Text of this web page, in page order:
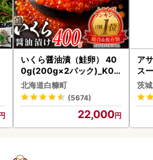
いくら醤油漬（鮭卵） 40
0g(200g×2パック)_K02
2-1676
北海道白糠町
(5674)
22,000
ア
ス
8本
茨